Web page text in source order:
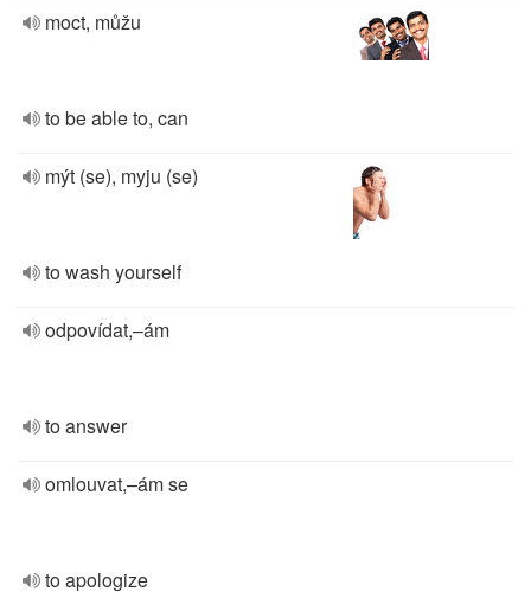
moct, můžu
to be able to, can
mýt (se), myju (se)
to wash yourself
odpovídat,–ám
to answer
omlouvat,–ám se
to apologize